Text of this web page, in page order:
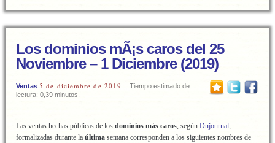
Los dominios mÃ¡s caros del 25
Noviembre – 1 Diciembre (2019)
Ventas 5 de diciembre de 2019
Tiempo estimado de
lectura: 0,39 minutos.
Las ventas hechas públicas de los dominios más caros, según Dnjournal,
formalizadas durante la última semana corresponden a los siguientes nombres de